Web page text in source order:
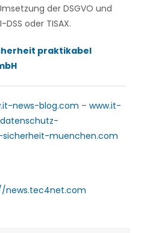
der DSGVO und
DSS oder TISAX.
praktikabel
news-blog.com – www.it-
sicherheit-muenchen.com
news.tec4net.com